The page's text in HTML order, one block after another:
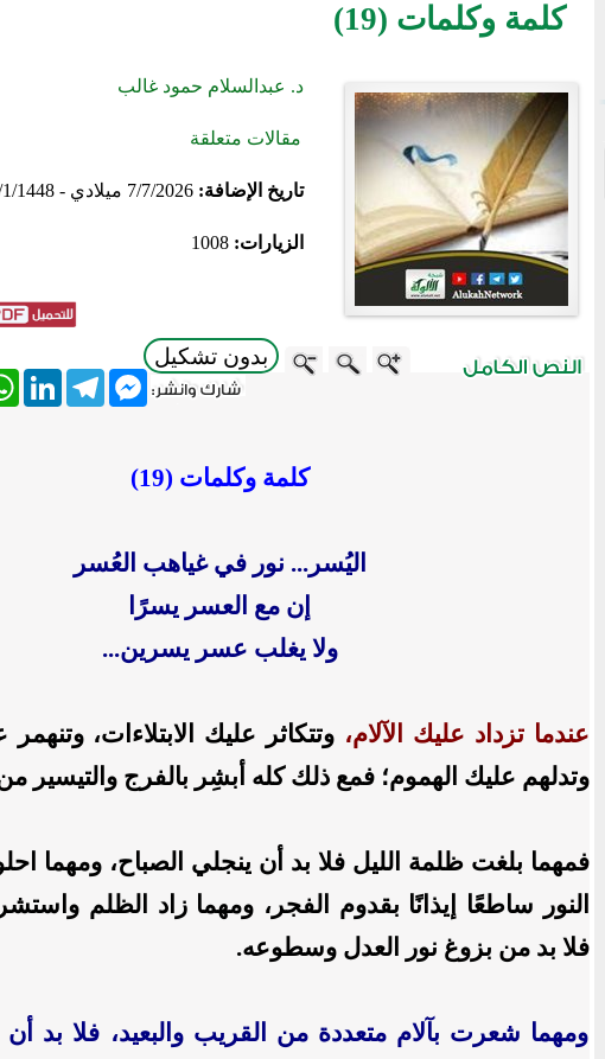
كلمة وكلمات (19)
د. عبدالسلام حمود غالب
مقالات متعلقة
تاريخ الإضافة:7/7/2026 ميلادي - 23/1/1448 هجري
الزيارات:1008
بدون تشكيل
Telegram
Messenger
كلمة وكلمات (19)
اليُسر... نور في غياهب العُسر
إن مع العسر يسرًا
ولا يغلب عسر يسرين...
عندما تزداد عليك الآلام، وتتكاثر عليك الابتلاءات،
وتدلهم عليك الهموم؛ فمع ذلك كله أبشِر بالفرج والتيسير
​فمهما بلغت ظلمة الليل فلا بد أن ينجلي الصباح، ومهما
النور ساطعًا إيذانًا بقدوم الفجر، ومهما زاد الظلم
فلا بد من بزوغ نور العدل وسطوعه.
ومهما شعرت بآلام متعددة من القريب والبعيد، فلا بد أن